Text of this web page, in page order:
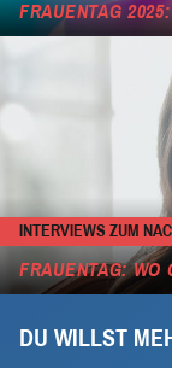
FRAUENTAG
INTERVIEWS ZUM
FRAUENTAG: WO
DU WILLST